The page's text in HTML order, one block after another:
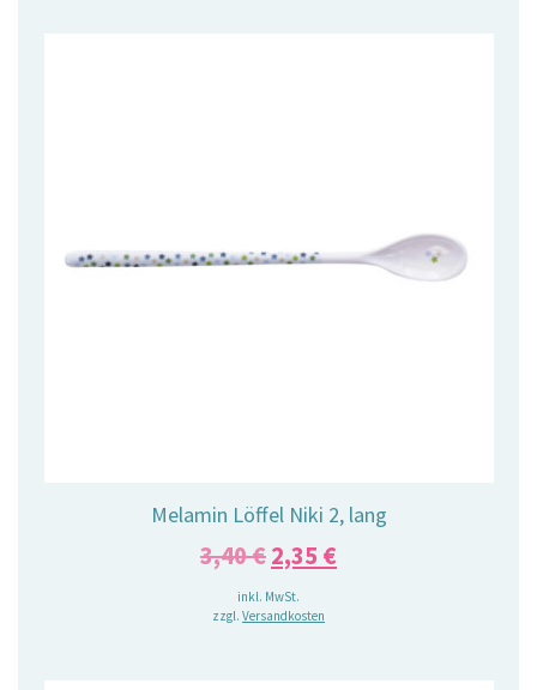
Melamin Löffel Niki 2, lang
3,40€Ursprünglicher
Preis
war:
2,35 €Aktueller
inkl. MwSt.
zzgl. Versandkosten